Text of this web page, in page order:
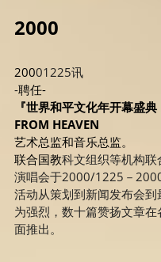
2000
20001225讯
-聘任-
『世界和平文化年开幕盛
FROM HEAVEN
艺术总监和音乐总监。
联合国教科文组织等机构联
演唱会于2000/1225－
活动从策划到新闻发布会
为强烈，数十篇赞扬文章
面推出。